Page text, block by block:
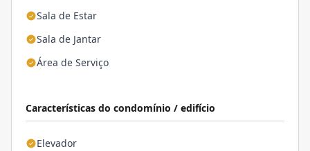
Sala de Estar
Sala de Jantar
Área de Serviço
Características do condomínio / edifício
Elevador